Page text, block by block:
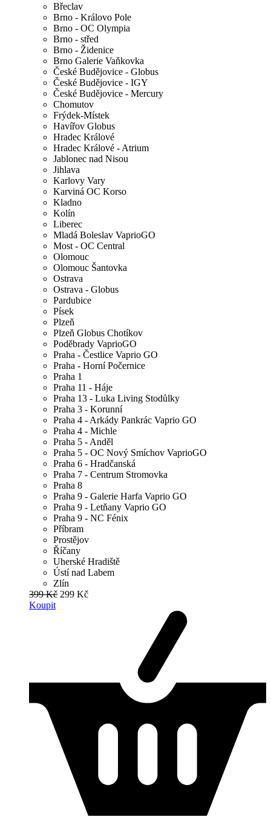
Břeclav
Brno - Královo Pole
Brno - OC Olympia
Brno - střed
Brno - Židenice
Brno Galerie Vaňkovka
České Budějovice - Globus
České Budějovice - IGY
České Budějovice - Mercury
Chomutov
Frýdek-Místek
Havířov Globus
Hradec Králové
Hradec Králové - Atrium
Jablonec nad Nisou
Jihlava
Karlovy Vary
Karviná OC Korso
Kladno
Kolín
Liberec
Mladá Boleslav VaprioGO
Most - OC Central
Olomouc
Olomouc Šantovka
Ostrava
Ostrava - Globus
Pardubice
Písek
Plzeň
Plzeň Globus Chotíkov
Poděbrady VaprioGO
Praha - Čestlice Vaprio GO
Praha - Horní Počernice
Praha 1
Praha 11 - Háje
Praha 13 - Luka Living Stodůlky
Praha 3 - Korunní
Praha 4 - Arkády Pankrác Vaprio GO
Praha 4 - Michle
Praha 5 - Anděl
Praha 5 - OC Nový Smíchov VaprioGO
Praha 6 - Hradčanská
Praha 7 - Centrum Stromovka
Praha 8
Praha 9 - Galerie Harfa Vaprio GO
Praha 9 - Letňany Vaprio GO
Praha 9 - NC Fénix
Příbram
Prostějov
Říčany
Uherské Hradiště
Ústí nad Labem
Zlín
399 Kč 299 Kč
Koupit